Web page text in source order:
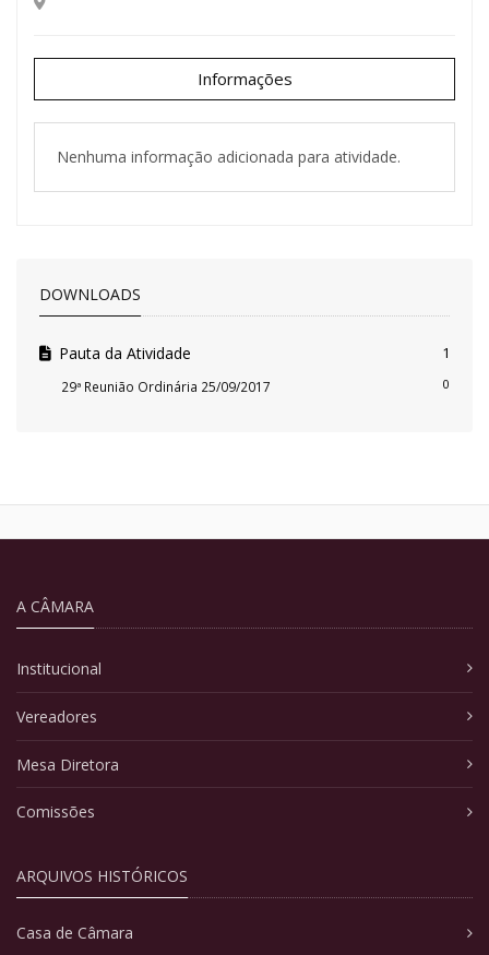
Informações
Nenhuma informação adicionada para atividade.
DOWNLOADS
Pauta da Atividade 1
29ª Reunião Ordinária 25/09/2017 0
A CÂMARA
Institucional
Vereadores
Mesa Diretora
Comissões
ARQUIVOS HISTÓRICOS
Casa de Câmara